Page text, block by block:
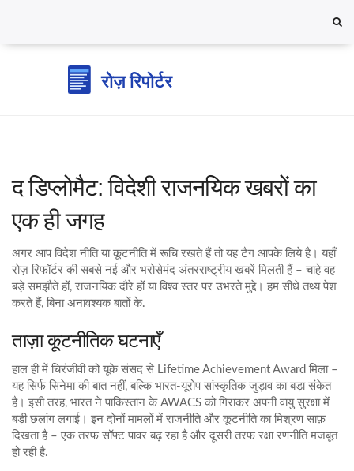
द डिप्लोमैट: विदेशी राजनयिक खबरों का
एक ही जगह
अगर आप विदेश नीति या कूटनीति में रूचि रखते हैं तो यह टैग आपके लिये है। यहाँ
रोज़ रिफॉर्टर की सबसे नई और भरोसेमंद अंतरराष्ट्रीय ख़बरें मिलती हैं – चाहे वह
बड़े समझौते हों, राजनयिक दौरे हों या विश्व स्तर पर उभरते मुद्दे। हम सीधे तथ्य पेश
करते हैं, बिना अनावश्यक बातों के.
ताज़ा कूटनीतिक घटनाएँ
हाल ही में चिरंजीवी को यूके संसद से Lifetime Achievement Award मिला –
यह सिर्फ सिनेमा की बात नहीं, बल्कि भारत-यूरोप सांस्कृतिक जुड़ाव का बड़ा संकेत
है। इसी तरह, भारत ने पाकिस्तान के AWACS को गिराकर अपनी वायु सुरक्षा में
बड़ी छलांग लगाई। इन दोनों मामलों में राजनीति और कूटनीति का मिश्रण साफ़
दिखता है – एक तरफ सॉफ्ट पावर बढ़ रहा है और दूसरी तरफ रक्षा रणनीति मजबूत
हो रही है.